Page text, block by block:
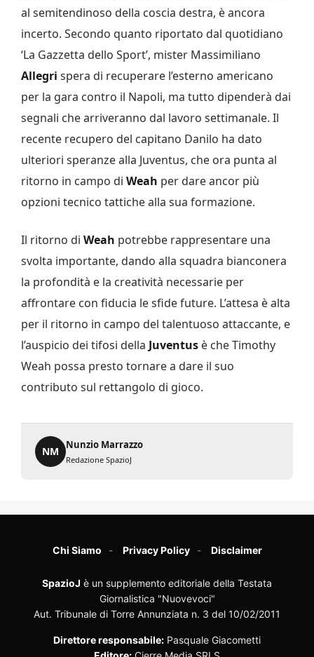
al semitendinoso della coscia destra, è ancora
incerto. Secondo quanto riportato dal quotidiano
‘La Gazzetta dello Sport’, mister Massimiliano
Allegri spera di recuperare l’esterno americano
per la gara contro il Napoli, ma tutto dipenderà dai
segnali che arriveranno dal lavoro settimanale. Il
recente recupero del capitano Danilo ha dato
ulteriori speranze alla Juventus, che ora punta al
ritorno in campo di Weah per dare ancor più
opzioni tecnico tattiche alla sua formazione.
Il ritorno di Weah potrebbe rappresentare una
svolta importante, dando alla squadra bianconera
la profondità e la creatività necessarie per
affrontare con fiducia le sfide future. L’attesa è alta
per il ritorno in campo del talentuoso attaccante, e
l’auspicio dei tifosi della Juventus è che Timothy
Weah possa presto tornare a dare il suo
contributo sul rettangolo di gioco.
NM
Nunzio Marrazzo
Redazione SpazioJ
Chi Siamo Privacy Policy Disclaimer
SpazioJ è un supplemento editoriale della Testata
Giornalistica "Nuovevoci"
Aut. Tribunale di Torre Annunziata n. 3 del 10/02/2011
Direttore responsabile: Pasquale Giacometti